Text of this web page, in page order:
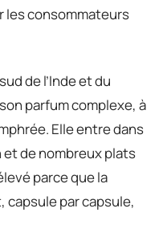
les consommateurs
de l’Inde et du
parfum complexe, à
Elle entre dans
et de nombreux plats
parce que la
par capsule,